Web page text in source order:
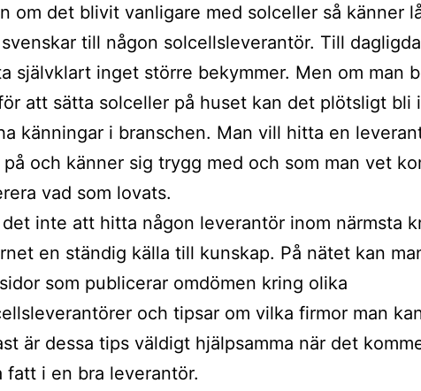
om det blivit vanligare med solceller så känner
till någon solcellsleverantör. Till
självklart inget större bekymmer. Men om man
att sätta solceller på huset kan det plötsligt bli
känningar i branschen. Man vill hitta en
på och känner sig trygg med och som man vet
vad som lovats.
det inte att hitta någon leverantör inom närmsta
en ständig källa till kunskap. På nätet kan
som publicerar omdömen kring olika
och tipsar om vilka firmor man
är dessa tips väldigt hjälpsamma när det
fatt i en bra leverantör.